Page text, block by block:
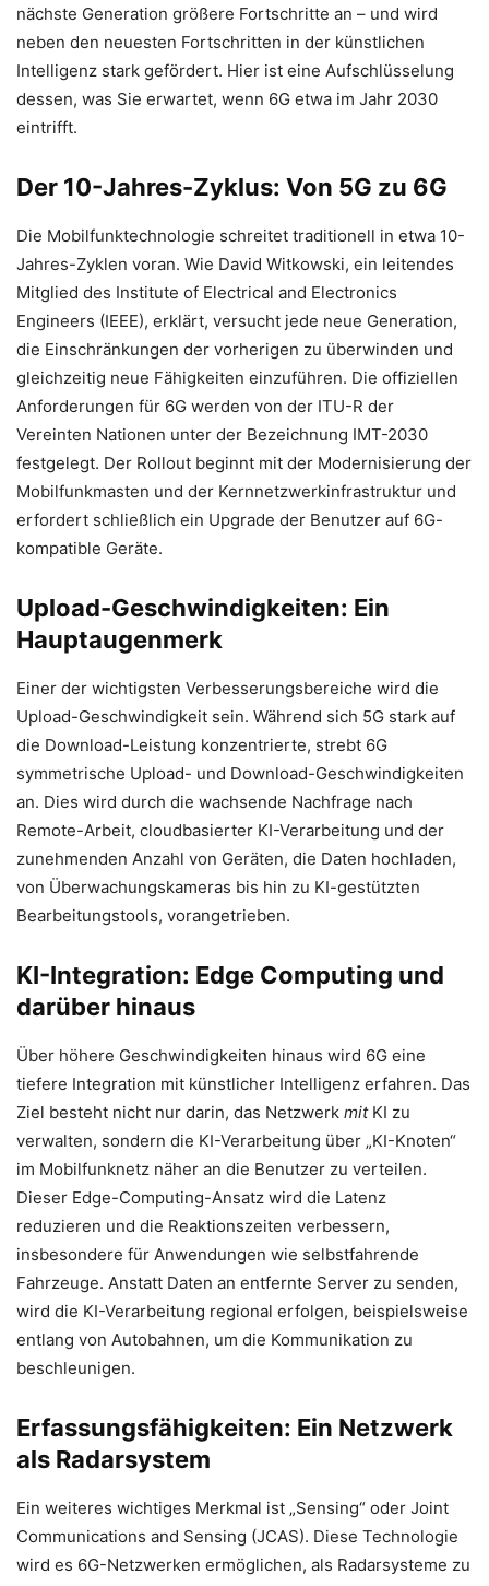
nächste Generation größere Fortschritte an – und wird
neben den neuesten Fortschritten in der künstlichen
Intelligenz stark gefördert. Hier ist eine Aufschlüsselung
dessen, was Sie erwartet, wenn 6G etwa im Jahr 2030
eintrifft.
Der 10-Jahres-Zyklus: Von 5G zu 6G
Die Mobilfunktechnologie schreitet traditionell in etwa 10-
Jahres-Zyklen voran. Wie David Witkowski, ein leitendes
Mitglied des Institute of Electrical and Electronics
Engineers (IEEE), erklärt, versucht jede neue Generation,
die Einschränkungen der vorherigen zu überwinden und
gleichzeitig neue Fähigkeiten einzuführen. Die offiziellen
Anforderungen für 6G werden von der ITU-R der
Vereinten Nationen unter der Bezeichnung IMT-2030
festgelegt. Der Rollout beginnt mit der Modernisierung der
Mobilfunkmasten und der Kernnetzwerkinfrastruktur und
erfordert schließlich ein Upgrade der Benutzer auf 6G-
kompatible Geräte.
Upload-Geschwindigkeiten: Ein
Hauptaugenmerk
Einer der wichtigsten Verbesserungsbereiche wird die
Upload-Geschwindigkeit sein. Während sich 5G stark auf
die Download-Leistung konzentrierte, strebt 6G
symmetrische Upload- und Download-Geschwindigkeiten
an. Dies wird durch die wachsende Nachfrage nach
Remote-Arbeit, cloudbasierter KI-Verarbeitung und der
zunehmenden Anzahl von Geräten, die Daten hochladen,
von Überwachungskameras bis hin zu KI-gestützten
Bearbeitungstools, vorangetrieben.
KI-Integration: Edge Computing und
darüber hinaus
Über höhere Geschwindigkeiten hinaus wird 6G eine
tiefere Integration mit künstlicher Intelligenz erfahren. Das
Ziel besteht nicht nur darin, das Netzwerk mitKI zu
verwalten, sondern die KI-Verarbeitung über „KI-Knoten“
im Mobilfunknetz näher an die Benutzer zu verteilen.
Dieser Edge-Computing-Ansatz wird die Latenz
reduzieren und die Reaktionszeiten verbessern,
insbesondere für Anwendungen wie selbstfahrende
Fahrzeuge. Anstatt Daten an entfernte Server zu senden,
wird die KI-Verarbeitung regional erfolgen, beispielsweise
entlang von Autobahnen, um die Kommunikation zu
beschleunigen.
Erfassungsfähigkeiten: Ein Netzwerk
als Radarsystem
Ein weiteres wichtiges Merkmal ist „Sensing“ oder Joint
Communications and Sensing (JCAS). Diese Technologie
wird es 6G-Netzwerken ermöglichen, als Radarsysteme zu